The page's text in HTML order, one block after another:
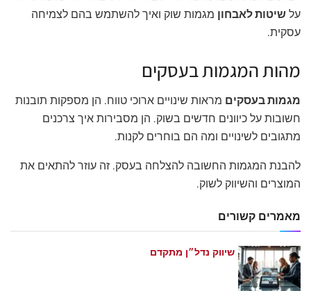
עלשיטות לאבחון מגמות שוק ואיך להשתמש בהם לצמיחה
עסקית.
מהות המגמות בעסקים
מגמות בעסקים מראות שינויים ארוכי טווח. הן מספקות תובנות
חשובות על כיוונים חדשים בשוק. הן מסבירות איך צרכנים
מתגובים לשינויים ומה הם בוחרים לקנות.
להבנת המגמות החשובה להצלחה בעסק. זה עוזר להתאים את
המוצרים והשיווק לשוק.
מאמרים קשורים
שיווק נדל״ן מתקדם